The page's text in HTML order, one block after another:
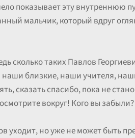
показывает эту внутреннюю
мальчик, который вдруг
сколько таких Павлов
близкие, наши учителя,
сказать спасибо, пока не
вокруг! Кого вы
но уже не может быть